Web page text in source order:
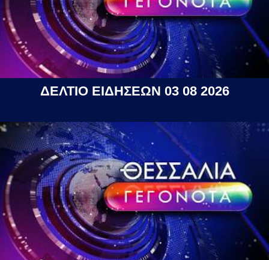
ΔΕΛΤΙΟ ΕΙΔΗΣΕΩΝ 03 08 2026